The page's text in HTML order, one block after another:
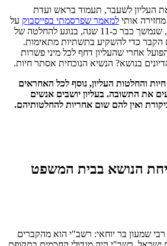
העליון לשעבר, תעמוד בראש ועדת
אותי למאמר שפרסמתי בפייסבוק על
תהליך המשפטיזציה בעליון, שנמשך כבר כ-11 שנה, בנוגע להחלטה של
כדי להשקיע בתשתיות מתאימות.
אחרי שהעליון דחף לכל מיני פשרות
בנושא? הנשיא הנוכחית אסתר חיות.
והחלטות העליון, נוסף לכל האחראים
את התשובה. בעליון יושבים אנשים
ואין להם שום אחריות להחלטותיהם.
הנושא בבית המשפט
שמעון בר יוחאי: רשב"י הוא מהקברים